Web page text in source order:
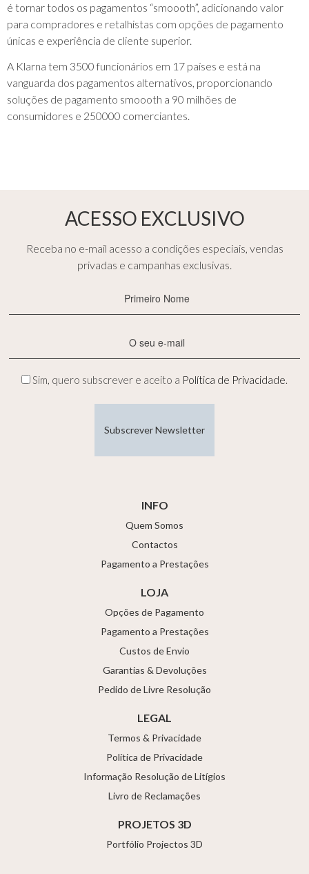
é tornar todos os pagamentos “smoooth”, adicionando valor
para compradores e retalhistas com opções de pagamento
únicas e experiência de cliente superior.
A Klarna tem 3500 funcionários em 17 países e está na
vanguarda dos pagamentos alternativos, proporcionando
soluções de pagamento smoooth a 90 milhões de
consumidores e 250000 comerciantes.
ACESSO EXCLUSIVO
Receba no e-mail acesso a condições especiais, vendas
privadas e campanhas exclusivas.
Nome
mail
Privacidade
Sim, quero subscrever e aceito a Política de Privacidade.
INFO
Quem Somos
Contactos
Pagamento a Prestações
LOJA
Opções de Pagamento
Pagamento a Prestações
Custos de Envio
Garantias & Devoluções
Pedido de Livre Resolução
LEGAL
Termos & Privacidade
Política de Privacidade
Informação Resolução de Litígios
Livro de Reclamações
PROJETOS 3D
Portfólio Projectos 3D